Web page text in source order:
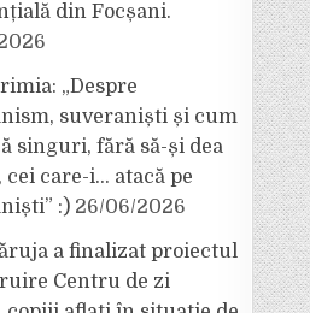
din Focșani.
„Despre
suveraniști și cum
singuri, fără să-și dea
cei care-i… atacă pe
:) 26/06/2026
a finalizat proiectul
Centru de zi